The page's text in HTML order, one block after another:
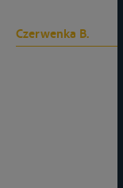
Czerwenka B.